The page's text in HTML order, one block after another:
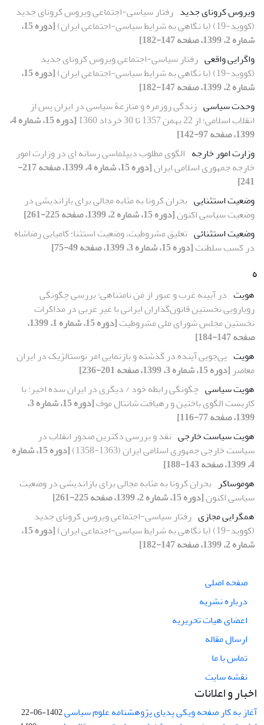
ویروس کرونای جدید رفتار سیاسی-اجتماعیِ ویروس کرونای جدید
(کووید-19) (با نگاهی به شرایط سیاسی-اجتماعی ایران)
[دوره 15،
شماره 2، 1399، صفحه 147-182]
واگرایی واقعی رفتار سیاسی-اجتماعیِ ویروس کرونای جدید
(کووید-19) (با نگاهی به شرایط سیاسی-اجتماعی ایران)
[دوره 15،
شماره 2، 1399، صفحه 147-182]
وحدت سیاسی زندگی روزمره و منازعۀ سیاسی در ایران پس از
انقلاب اسلامی؛ از 22 بهمن 1357 تا 30 خرداد 1360
[دوره 15، شماره 4،
1399، صفحه 97-142]
وزارت امور خارجه الگوی مطلوب دیپلماسی رسانه ای در وزارت امور
خارجه جمهوری اسلامی ایران
[دوره 15، شماره 4، 1399، صفحه 217-
241]
وضعیت استثنایی بحران کرونا به مثابه مجالی برای بازاندیشی در
وضعیت سیاسی اکنون[دوره 15، شماره 2، 1399، صفحه 225-261]
وضعیت استثنائی تعلیق مشروطیت، وضعیت استثنا؛ کامیابی رضاشاه
در کسب سلطنت[دوره 15، شماره 3، 1399، صفحه 49-75]
ه
هویت در آیینه غرب و عبور از مَنِ نامتناهی؛ بررسی چگونگی
رویارویی نخستین قانون‌گذاران ایرانی با غیرِ غربی در مذاکرات
نخستین مجلس شورای ملی مشروطیت
[دوره 15، شماره 1، 1399،
صفحه 147-184]
هویت پی‌جویی آینده در گذشته و بازنمایی‌ امر نوستالژیک در ایران
معاصر [دوره 15، شماره 3، 1399، صفحه 201-236]
هویت سیاسی چگونگی رابطه خود / دیگری در ایران سده اخیر: با
کاربست الگوی باختین و رهیافت شانتال موف
[دوره 15، شماره 3،
1399، صفحه 77-116]
هویت سیاست خارجی نقد و بررسی دکترین صدور انقلاب در
سیاست خارجی جمهوری اسلامی ایران (1363-1358)
[دوره 15، شماره
4، 1399، صفحه 143-188]
هوموساکر بحران کرونا به مثابه مجالی برای بازاندیشی در وضعیت
سیاسی اکنون[دوره 15، شماره 2، 1399، صفحه 225-261]
همگرایی مجازی رفتار سیاسی-اجتماعیِ ویروس کرونای جدید
(کووید-19) (با نگاهی به شرایط سیاسی-اجتماعی ایران)
[دوره 15،
شماره 2، 1399، صفحه 147-182]
صفحه اصلی
درباره نشریه
اعضای هیات تحریریه
ارسال مقاله
تماس با ما
نقشه سایت
اخبار و اعلانات
آغاز به کار صفحه ویکی پدیای پژوهشنامه علوم سیاسی1402-06-22